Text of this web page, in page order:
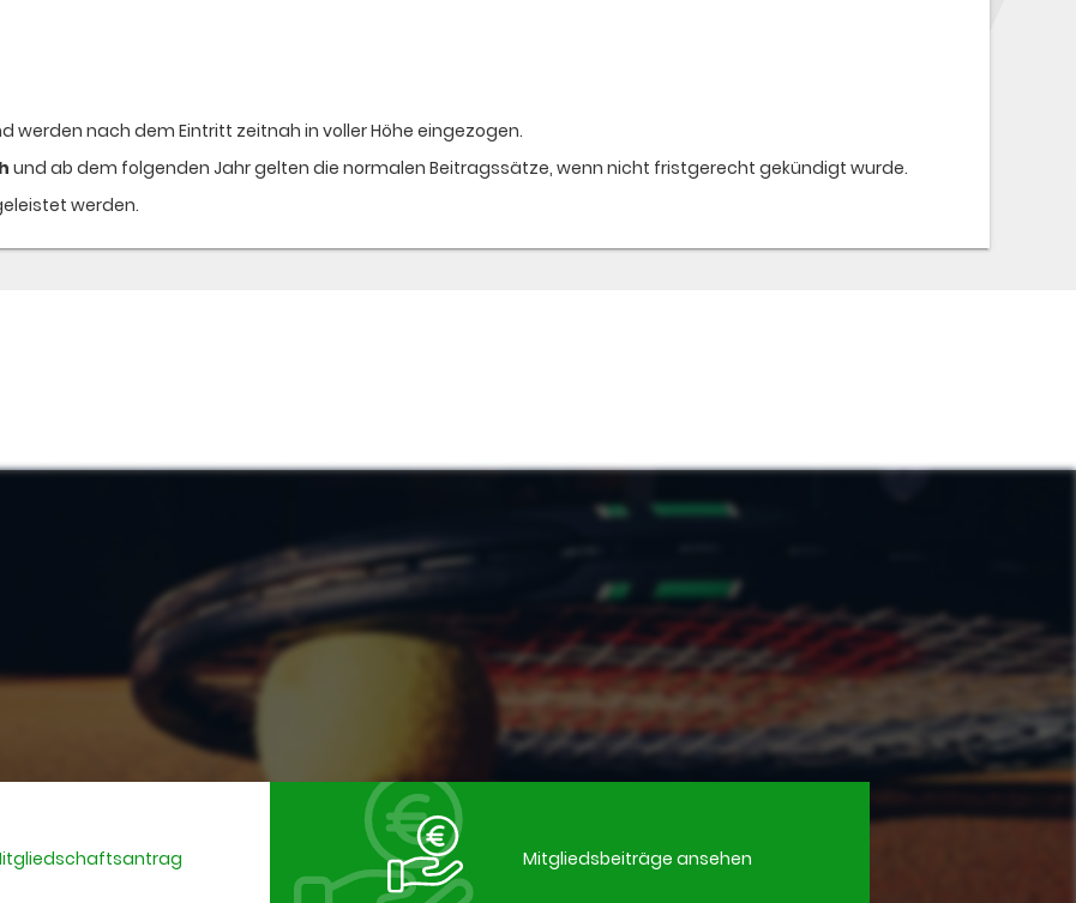
werden nach dem Eintritt zeitnah in voller Höhe eingezogen.
und ab dem folgenden Jahr gelten die normalen Beitragssätze, wenn nicht fristgerecht gekündigt wurde.
werden.
Mitgliedsbeiträge ansehen